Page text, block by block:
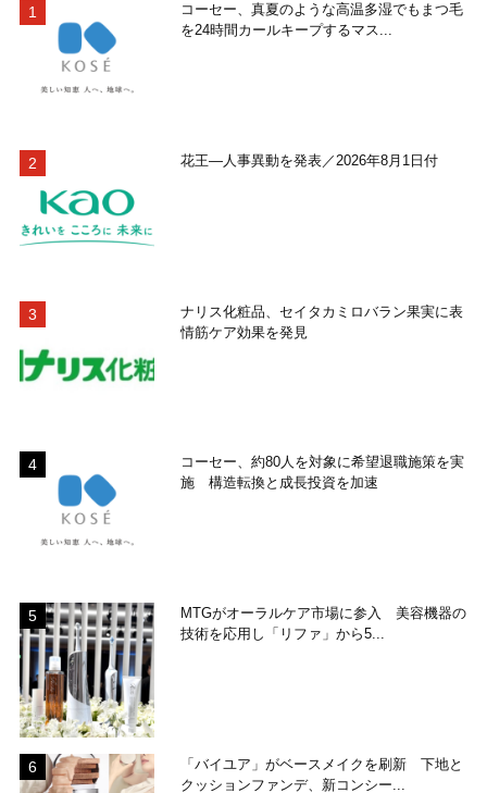
コーセー、真夏のような高温多湿でもまつ毛
を24時間カールキープするマス...
花王―人事異動を発表／2026年8月1日付
ナリス化粧品、セイタカミロバラン果実に表
情筋ケア効果を発見
コーセー、約80人を対象に希望退職施策を実
施 構造転換と成長投資を加速
MTGがオーラルケア市場に参入 美容機器の
技術を応用し「リファ」から5...
「バイユア」がベースメイクを刷新 下地と
クッションファンデ、新コンシー...